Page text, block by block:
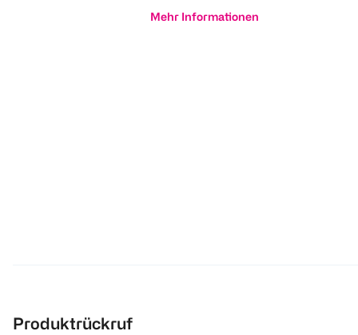
Mehr Informationen
Produktrückruf